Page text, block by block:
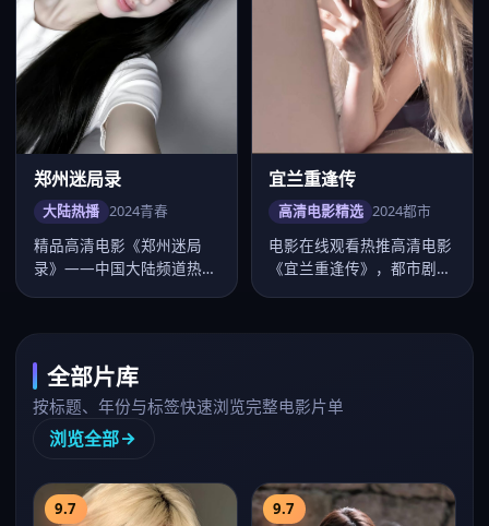
郑州迷局录
大陆热播 2024青春
精品高清电影《郑州迷局
录》——中国大陆频道热
宜兰重逢传
高清电影精选 2024都市
电影在线观看热推高清电影
《宜兰重逢传》，都市剧情
全部片库
按标题、年份与标签快速浏览完整电影片单
浏览全部
9.7 9.7